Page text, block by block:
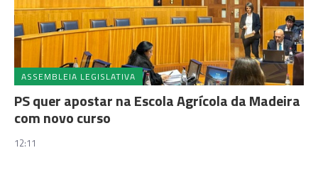
ASSEMBLEIA LEGISLATIVA
PS quer apostar na Escola Agrícola da Madeira
com novo curso
12:11